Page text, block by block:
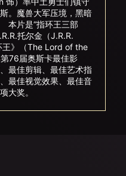
。魔兽大军压境，黑暗
片是“指环王三部
托尔金（J.R.R.
王》（The Lord of the
76届奥斯卡最佳影
最佳剪辑、最佳艺术指
最佳视觉效果、最佳音
大奖。